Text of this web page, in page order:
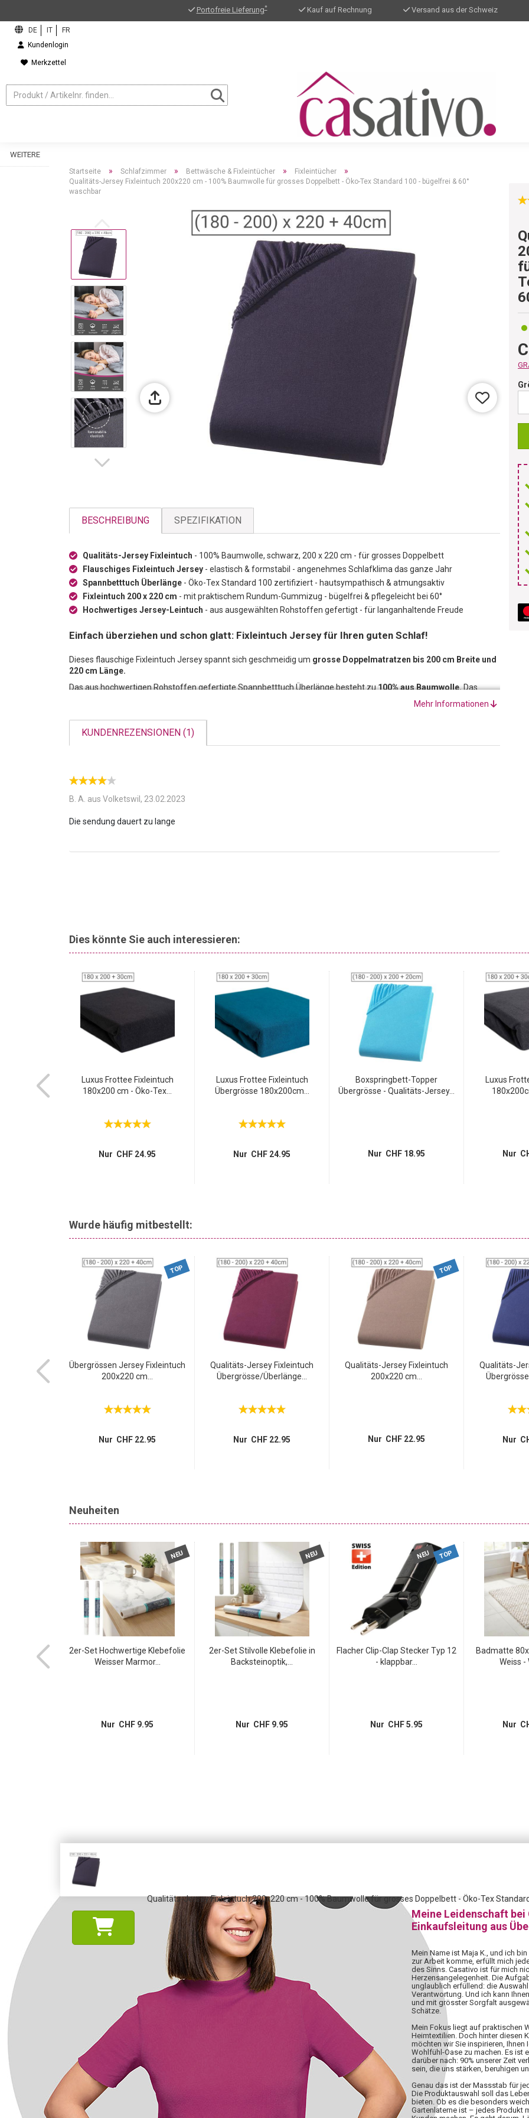
Portofreie Lieferung* Kauf auf Rechnung Versand aus der Schweiz
Kundenlogin
Merkzettel
WEITERE
Startseite » Schlafzimmer » Bettwäsche & Fixleintücher » Fixleintücher »
Qualitäts-Jersey Fixleintuch 200x220 cm - 100% Baumwolle für grosses Doppelbett - Öko-Tex Standard 100 - bügelfrei & 60°
waschbar
BESCHREIBUNG SPEZIFIKATION
Qualitäts-Jersey Fixleintuch - 100% Baumwolle, schwarz, 200 x 220 cm - für grosses Doppelbett
Flauschiges Fixleintuch Jersey - elastisch & formstabil - angenehmes Schlafklima das ganze Jahr
Spannbetttuch Überlänge - Öko-Tex Standard 100 zertifiziert - hautsympathisch & atmungsaktiv
Fixleintuch 200 x 220 cm - mit praktischem Rundum-Gummizug - bügelfrei & pflegeleicht bei 60°
Hochwertiges Jersey-Leintuch - aus ausgewählten Rohstoffen gefertigt - für langanhaltende Freude
Einfach überziehen und schon glatt: Fixleintuch Jersey für Ihren guten Schlaf!
Dieses flauschige Fixleintuch Jersey spannt sich geschmeidig um grosse Doppelmatratzen bis 200 cm Breite und
220 cm Länge.
Das aus hochwertigen Rohstoffen gefertigte Spannbetttuch Überlänge besteht zu100% aus Baumwolle.Das
Mehr Informationen
KUNDENREZENSIONEN (1)
B. A. aus Volketswil, 23.02.2023
Dies könnte Sie auch interessieren:
Frottee
Luxus Frottee Fixleintuch
180x200 cm - Öko-Tex...
Nur CHF 24.95
Luxus Frottee Fixleintuch
Übergrösse 180x200cm...
Nur CHF 24.95
Boxspringbett-Topper
Übergrösse - Qualitäts-Jersey...
Nur CHF 18.95
Luxus
Nur
Wurde häufig mitbestellt:
TOP
Übergrössen Jersey Fixleintuch
200x220 cm...
Nur CHF 22.95
Qualitäts-Jersey Fixleintuch
Übergrösse/Überlänge...
Nur CHF 22.95
TOP
Qualitäts-Jersey Fixleintuch
200x220 cm...
Nur CHF 22.95
Qualitäts-
Nur
Neuheiten
Weisser
NEU
2er-Set Hochwertige Klebefolie
Weisser Marmor...
Nur CHF 9.95
NEU
2er-Set Stilvolle Klebefolie in
Backsteinoptik,...
Nur CHF 9.95
NEU TOP
Flacher Clip-Clap Stecker Typ 12
- klappbar...
Nur CHF 5.95
Badmatte
Weiss -
Nur
Qualitäts-Jersey Fixleintuch 200x220 cm - 100% Baumwolle für grosses Doppelbett - Öko-Tex
Meine Leidenschaft bei
Einkaufsleitung aus
Mein Name ist Maja K., und ich
zur Arbeit komme, erfüllt mich
des Sinns. Casativo ist für mich
Herzensangelegenheit. Die
unglaublich erfüllend: die
Verantwortung. Und ich kann
und mit grösster Sorgfalt
Schätze.
Mein Fokus liegt auf praktischen
Heimtextilien. Doch hinter diesen
möchten wir Sie inspirieren, Ihnen
Wohlfühl-Oase zu machen. Es ist
darüber nach: 90% unserer Zeit
sein, die uns stärken, beruhigen
Genau das ist der Massstab für
Die Produktauswahl soll das
bieten. Ob es die besonders
Gartenlaterne ist – jedes Produkt